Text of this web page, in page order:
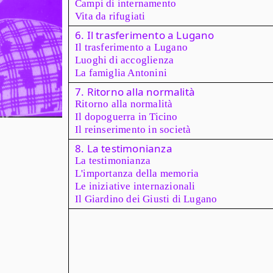
Campi di internamento
Vita da rifugiati
6. Il trasferimento a Lugano
Il trasferimento a Lugano
Luoghi di accoglienza
La famiglia Antonini
7. Ritorno alla normalità
Ritorno alla normalità
Il dopoguerra in Ticino
Il reinserimento in società
8. La testimonianza
La testimonianza
L'importanza della memoria
Le iniziative internazionali
Il Giardino dei Giusti di Lugano